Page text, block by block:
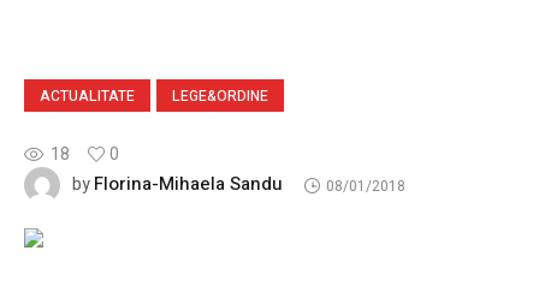
ACTUALITATE LEGE&ORDINE
18
0
byFlorina-Mihaela Sandu 08/01/2018